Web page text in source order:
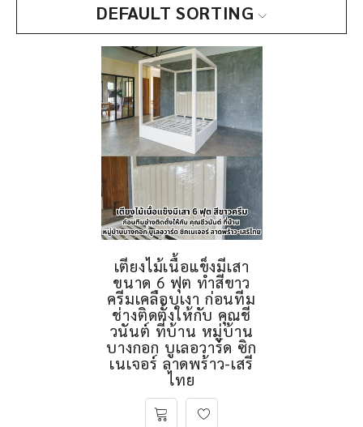
DEFAULT SORTING
เตียงไม้เนื้อแข็งมีเสา
ขนาด 6 ฟุต ทำสีขาว
ครีมเคลือบเงา ก่อนทีม
ช่างติดตั้งให้กับ คุณชี
วนันต์ ที่บ้าน หมู่บ้าน
บางกอก บูเลอวาร์ด ซิก
เนเจอร์ ลาดพร้าว-เสรี
ไทย